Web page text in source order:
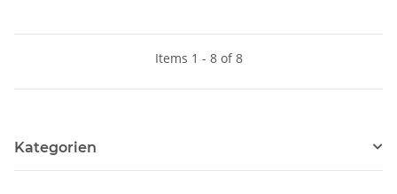
Items 1 - 8 of 8
Kategorien